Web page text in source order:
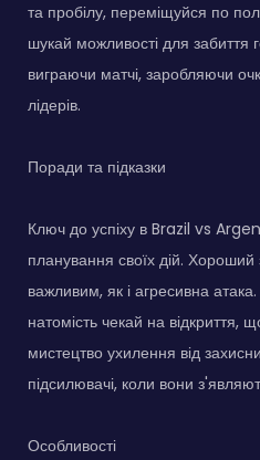
та пробілу, переміщуйся по
шукай можливості для забиття
виграючи матчі, заробляючи
лідерів.
Поради та підказки
Ключ до успіху в Brazil vs
планування своїх дій.
важливим, як і агресивна
натомість чекай на відкриття,
мистецтво ухилення від
підсилювачі, коли вони
Особливості